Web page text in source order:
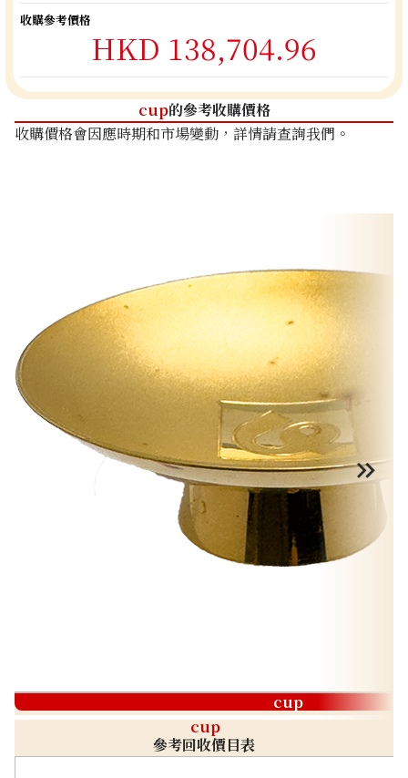
收購參考價格
HKD 138,704.96
cup的參考收購價格
收購價格會因應時期和市場變動，詳情請查詢我們。
cup
cup
參考回收價目表